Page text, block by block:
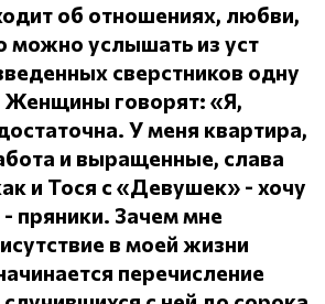
об отношениях, любви,
можно услышать из уст
сверстников одну
Женщины говорят: «Я,
У меня квартира,
и выращенные, слава
и Тося с «Девушек» - хочу
пряники. Зачем мне
в моей жизни
перечисление